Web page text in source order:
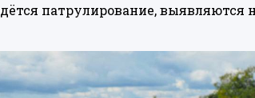
патрулирование, выявляются